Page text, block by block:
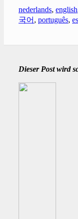
nederlands, english
국어 , português,
Dieser Post wird